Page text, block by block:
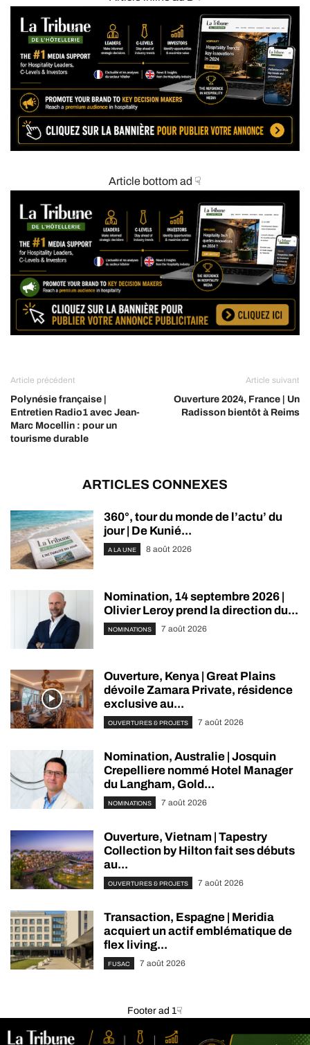
Article bottom ad ☟
Article précédent
Polynésie française |
Entretien Radio1 avec Jean-
Marc Mocellin : pour un
tourisme durable
Article suivant
Ouverture 2024, France | Un
Radisson bientôt à Reims
ARTICLES CONNEXES
360°, tour du monde de l’actu’ du
jour | De Kunié...
A LA UNE 8 août 2026
Nomination, 14 septembre 2026 |
Olivier Leroy prend la direction du...
NOMINATIONS 7 août 2026
Ouverture, Kenya | Great Plains
dévoile Zamara Private, résidence
exclusive au...
OUVERTURES & PROJETS 7 août 2026
Nomination, Australie | Josquin
Crepelliere nommé Hotel Manager
du Langham, Gold...
NOMINATIONS 7 août 2026
Ouverture, Vietnam | Tapestry
Collection by Hilton fait ses débuts
au...
OUVERTURES & PROJETS 7 août 2026
Transaction, Espagne | Meridia
acquiert un actif emblématique de
flex living...
FUSAC 7 août 2026
Footer ad 1☟